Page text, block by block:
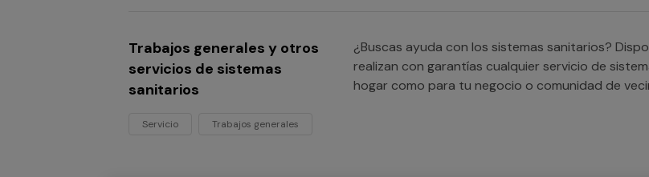
Trabajos generales y otros
servicios de sistemas
sanitarios
Servicio Trabajos generales
¿Buscas ayuda con los sistemas sanitarios?
realizan con garantías cualquier servicio de
hogar como para tu negocio o comunidad de